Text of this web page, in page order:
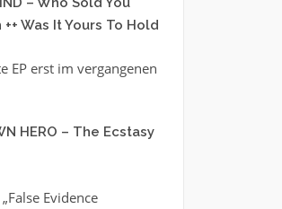
Was It Yours To Hold
EP erst im vergangenen
HERO – The Ecstasy
Evidence